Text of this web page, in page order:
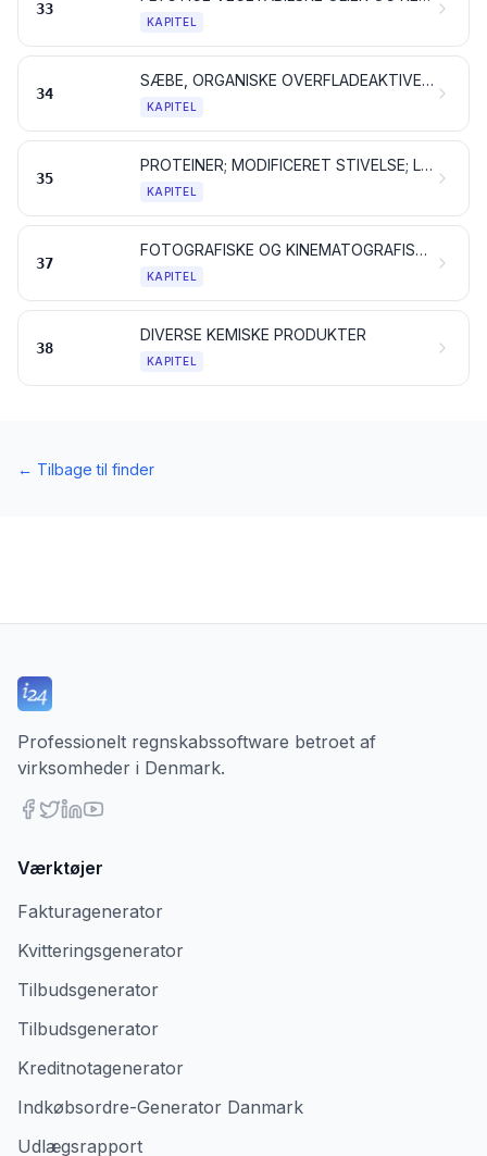
33
KAPITEL
34
SÆBE, ORGANISKE OVERFLADEAKTIVE STOFFER SAMT VASKE- OG RENGØRINGSMIDLER, SMØREMIDLER, SYNTETISK VOKS OG TILBEREDT VOKS, PUDSE- OG SKUREMIDLER, LYS OG LIGNENDE PRODUKTER, MODELLERMASSE, DENTALVOKS OG ANDRE DENTALPRÆPARATER PÅ BASIS AF GIPS
KAPITEL
35
PROTEINER; MODIFICERET STIVELSE; LIM OG KLISTER; ENZYMER
KAPITEL
37
FOTOGRAFISKE OG KINEMATOGRAFISKE ARTIKLER
KAPITEL
38
DIVERSE KEMISKE PRODUKTER
KAPITEL
← Tilbage til finder
Professionelt regnskabssoftware betroet af
virksomheder i Denmark.
Værktøjer
Fakturagenerator
Kvitteringsgenerator
Tilbudsgenerator
Tilbudsgenerator
Kreditnotagenerator
Indkøbsordre-Generator Danmark
Udlægsrapport